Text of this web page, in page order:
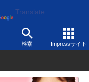
Translate
検索 Impressサイト
Android